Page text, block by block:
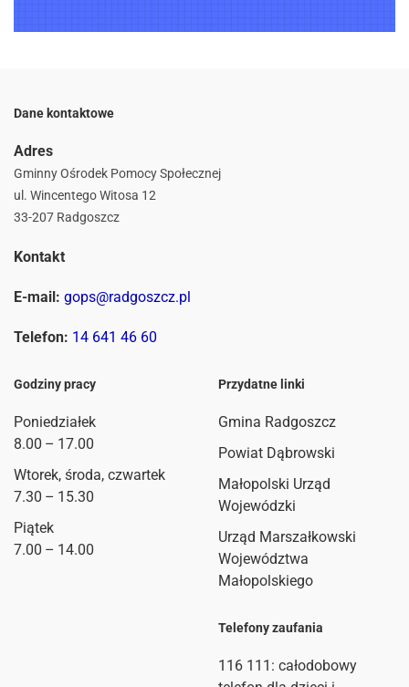
Dane kontaktowe
Adres
Gminny Ośrodek Pomocy Społecznej
ul. Wincentego Witosa 12
33-207 Radgoszcz
Kontakt
E-mail: gops@radgoszcz.pl
Telefon: 14 641 46 60
Godziny pracy
Poniedziałek
8.00 – 17.00
Wtorek, środa, czwartek
7.30 – 15.30
Piątek
7.00 – 14.00
Przydatne linki
Gmina Radgoszcz
Powiat Dąbrowski
Małopolski Urząd
Wojewódzki
Urząd Marszałkowski
Województwa
Małopolskiego
Telefony zaufania
116 111 : całodobowy